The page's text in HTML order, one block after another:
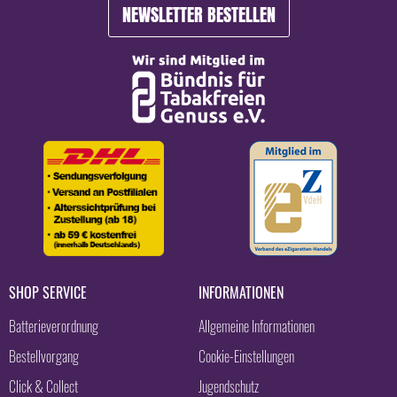
NEWSLETTER BESTELLEN
SHOP SERVICE
Batterieverordnung
Bestellvorgang
Click & Collect
INFORMATIONEN
Allgemeine Informationen
Cookie-Einstellungen
Jugendschutz